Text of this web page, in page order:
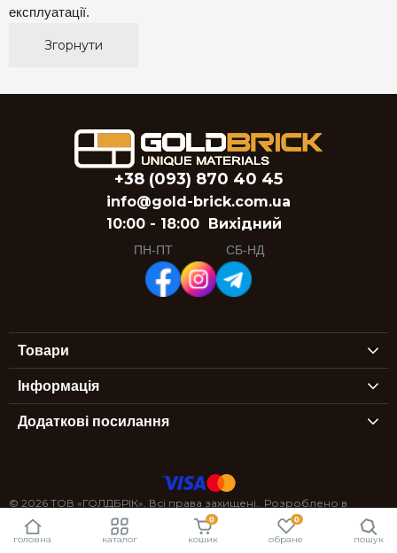
експлуатації.
Згорнути
+38 (093) 870 40 45
info@gold-brick.com.ua
10:00 - 18:00
ПН-ПТ
Вихідний
СБ-НД
Товари
Інформація
Додаткові посилання
© 2026 ТОВ «ГОЛДБРІК». Всі права захищені.. Розроблено в
StexSoft
головна каталог
0
кошик
0
обране пошук